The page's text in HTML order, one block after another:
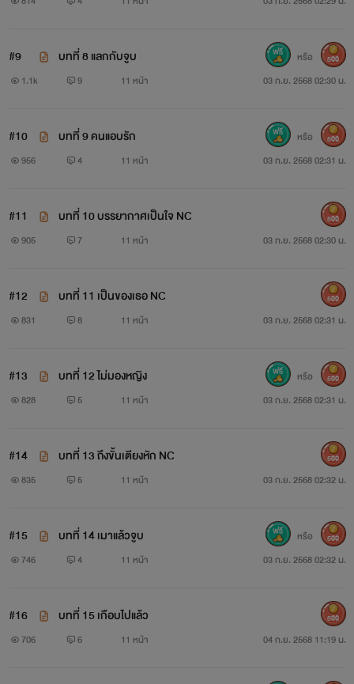
#9 บทที่ 8 แลกกับจูบ
1.1k 9 11 หน้า 03 ก.ย. 2568 02:30 น.
หรือ 500
#10 บทที่ 9 คนแอบรัก
956 4 11 หน้า 03 ก.ย. 2568 02:31 น.
หรือ 500
#11 บทที่ 10 บรรยากาศเป็นใจ NC
905 7 11 หน้า 03 ก.ย. 2568 02:30 น.
500
#12 บทที่ 11 เป็นของเธอ NC
831 8 11 หน้า 03 ก.ย. 2568 02:31 น.
500
#13 บทที่ 12 ไม่มองหญิง
828 5 11 หน้า 03 ก.ย. 2568 02:31 น.
หรือ 500
#14 บทที่ 13 ถึงขั้นเตียงหัก NC
835 5 11 หน้า 03 ก.ย. 2568 02:32 น.
500
#15 บทที่ 14 เมาแล้วจูบ
746 4 11 หน้า 03 ก.ย. 2568 02:32 น.
หรือ 500
#16 บทที่ 15 เกือบไปแล้ว
706 6 11 หน้า 04 ก.ย. 2568 11:19 น.
500